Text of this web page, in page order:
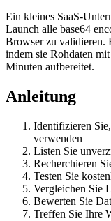
Ein kleines SaaS-
Launch alle base64
Browser zu validieren.
indem sie Rohdaten
Minuten aufbereitet.
Anleitung
Identifizieren
verwenden
Listen Sie
Recherchieren
Testen Sie
Vergleichen Sie
Bewerten Sie
Treffen Sie Ihre